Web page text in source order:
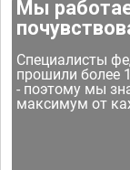
Мы
Специалисты
прошили более
- поэтому мы
максимум от